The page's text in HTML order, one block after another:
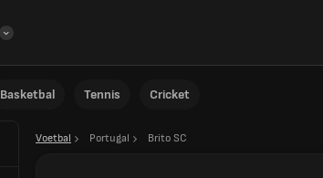
Basketbal Tennis Cricket
Voetbal Portugal Brito SC